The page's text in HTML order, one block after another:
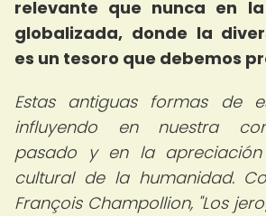
relevante que nunca en
globalizada, donde la
es un tesoro que debemos
Estas antiguas formas de
influyendo en nuestra
pasado y en la
cultural de la humanidad.
François Champollion, "Los